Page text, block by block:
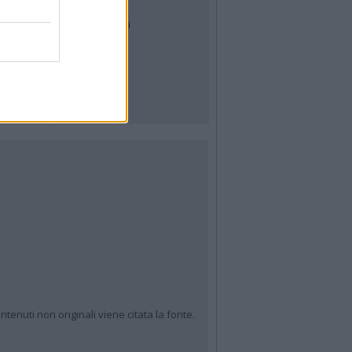
Articoli più letti
non originali viene citata la fonte.